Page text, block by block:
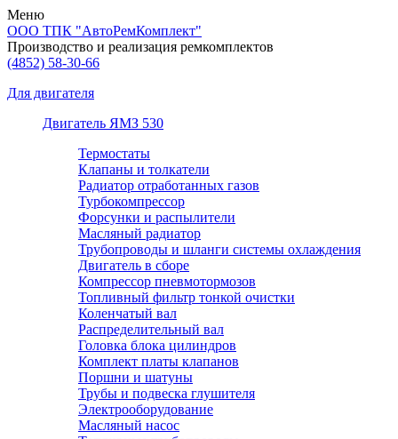
Меню
ООО ТПК "АвтоРемКомплект"
Производство и реализация ремкомплектов
(4852) 58-30-66
Для двигателя
Двигатель ЯМЗ 530
Термостаты
Клапаны и толкатели
Радиатор отработанных газов
Турбокомпрессор
Форсунки и распылители
Масляный радиатор
Трубопроводы и шланги системы охлаждения
Двигатель в сборе
Компрессор пневмотормозов
Топливный фильтр тонкой очистки
Коленчатый вал
Распределительный вал
Головка блока цилиндров
Комплект платы клапанов
Поршни и шатуны
Трубы и подвеска глушителя
Электрооборудование
Масляный насос